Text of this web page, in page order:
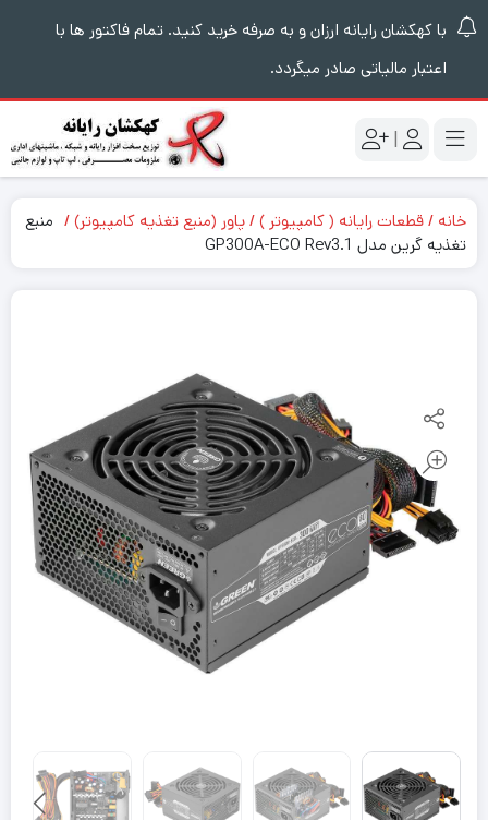
با کهکشان رایانه ارزان و به صرفه خرید کنید. تمام فاکتور ها با
اعتبار مالیاتی صادر میگردد.
|
خانه قطعات رایانه ( کامپیوتر ) پاور (منبع تغذیه کامپیوتر)
منبع
تغذیه گرین مدل GP300A-ECO Rev3.1